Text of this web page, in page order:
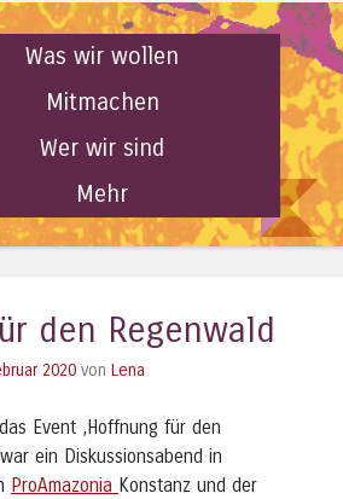
Was wir wollen
Mitmachen
Wer wir sind
Mehr
den Regenwald
2020 von Lena
Event ‚Hoffnung für den
ein Diskussionsabend in
ProAmazonia Konstanz und der